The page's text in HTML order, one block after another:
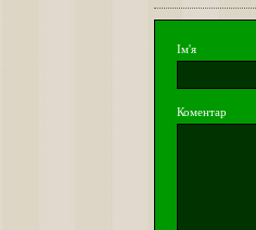
Ім'я
Коментар